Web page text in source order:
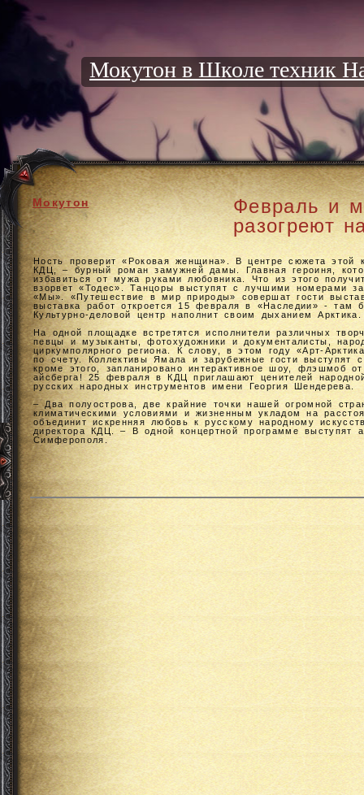
Мокутон в Школе техник
Мокутон
Февраль и
разогреют
Ность проверит «Роковая женщина». В центре сюжета этой
КДЦ, – бурный роман замужней дамы. Главная героиня,
избавиться от мужа руками любовника. Что из этого
взорвет «Тодес». Танцоры выступят с лучшими номерами
«Мы». «Путешествие в мир природы» совершат гости
выставка работ откроется 15 февраля в «Наследии» - там
Культурно-деловой центр наполнит своим дыханием
На одной площадке встретятся исполнители различных
певцы и музыканты, фотохудожники и документалисты,
циркумполярного региона. К слову, в этом году «Арт-
по счету. Коллективы Ямала и зарубежные гости выступят
кроме этого, запланировано интерактивное шоу, флэшмоб
айсберга! 25 февраля в КДЦ приглашают ценителей
русских народных инструментов имени Георгия Шендерева.
– Два полуострова, две крайние точки нашей огромной
климатическими условиями и жизненным укладом на
объединит искренняя любовь к русскому народному
директора КДЦ. – В одной концертной программе выступят
Симферополя.